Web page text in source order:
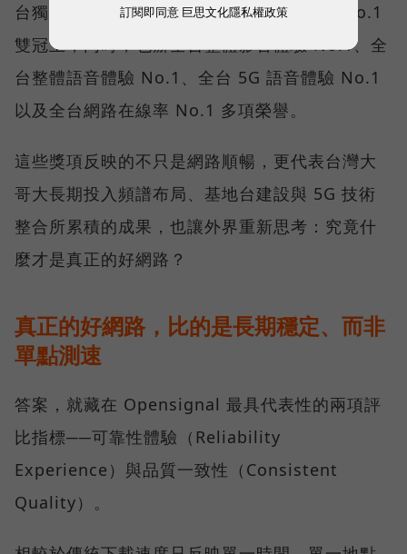
台獨有的「可靠性體驗」與「品質一致性」No.1
雙冠王，同時，包辦全台整體影音體驗 No.1、全
台整體語音體驗 No.1、全台 5G 語音體驗 No.1
以及全台網路在線率 No.1 多項榮譽。
這些獎項反映的不只是網路順暢，更代表台灣大
哥大長期投入頻譜布局、基地台建設與 5G 技術
整合所累積的成果，也讓外界重新思考：究竟什
麼才是真正的好網路？
真正的好網路，比的是長期穩定、而非
單點測速
答案，就藏在 Opensignal 最具代表性的兩項評
比指標──可靠性體驗（Reliability
Experience）與品質一致性（Consistent
Quality）。
訂閱即同意 巨思文化隱私權政策